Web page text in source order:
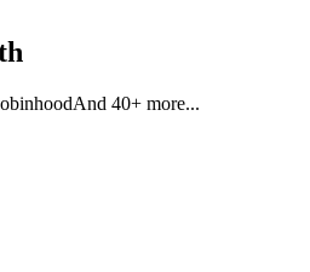
And 40+ more...